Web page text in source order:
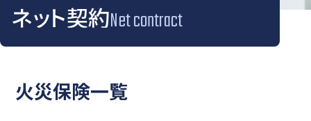
ネット契約Net contract
火災保険一覧